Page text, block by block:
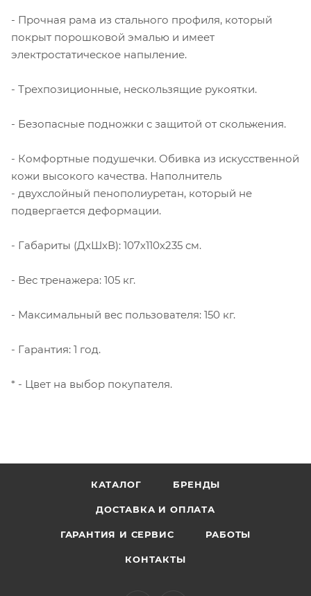
- Прочная рама из стального профиля, который
покрыт порошковой эмалью и имеет
электростатическое напыление.
- Трехпозиционные, нескользящие рукоятки.
- Безопасные подножки с защитой от скольжения.
- Комфортные подушечки. Обивка из искусственной
кожи высокого качества. Наполнитель
- двухслойный пенополиуретан, который не
подвергается деформации.
- Габариты (ДхШхВ): 107х110х235 см.
- Вес тренажера: 105 кг.
- Максимальный вес пользователя: 150 кг.
- Гарантия: 1 год.
* - Цвет на выбор покупателя.
КАТАЛОГ БРЕНДЫ
ДОСТАВКА И ОПЛАТА
ГАРАНТИЯ И СЕРВИС РАБОТЫ
КОНТАКТЫ